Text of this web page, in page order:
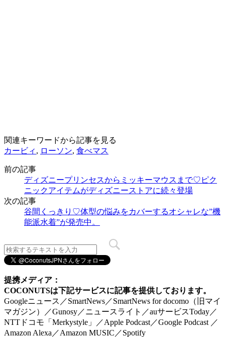
関連キーワードから記事を見る
カービィ , ローソン, 食べマス
前の記事
ディズニープリンセスからミッキーマウスまで♡ピク
ニックアイテムがディズニーストアに続々登場
次の記事
谷間くっきり♡体型の悩みをカバーするオシャレな”機
能派水着”が発売中。
提携メディア：
COCONUTSは下記サービスに記事を提供しております。
Googleニュース／SmartNews／SmartNews for docomo（旧マイ
マガジン）／Gunosy／ニュースライト／auサービスToday／
NTTドコモ「Merkystyle」／Apple Podcast／Google Podcast ／
Amazon Alexa／Amazon MUSIC／Spotify